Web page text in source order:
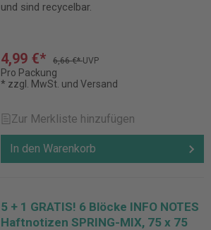
und sind recycelbar.
4,99 €* 6,66 €*UVP
Pro Packung
* zzgl. MwSt. und Versand
Zur Merkliste hinzufügen
In den Warenkorb
5 + 1 GRATIS! 6 Blöcke INFO NOTES
Haftnotizen SPRING-MIX, 75 x 75